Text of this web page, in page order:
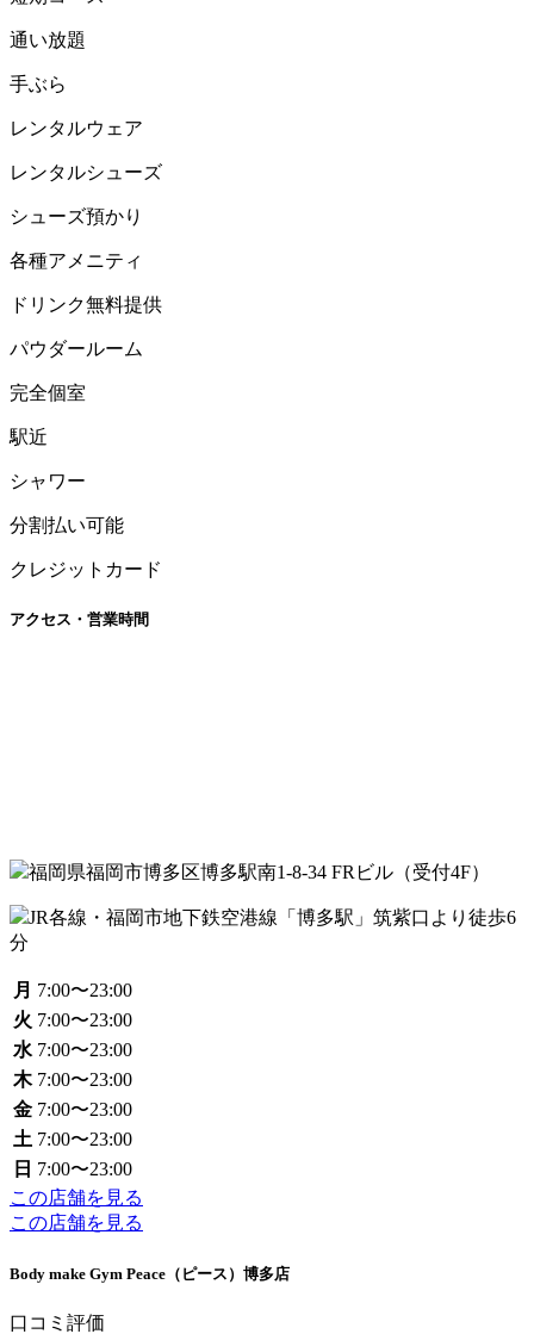
通い放題
手ぶら
レンタルウェア
レンタルシューズ
シューズ預かり
各種アメニティ
ドリンク無料提供
パウダールーム
完全個室
駅近
シャワー
分割払い可能
クレジットカード
アクセス・営業時間
福岡県福岡市博多区博多駅南1-8-34 FRビル（受付4F）
JR各線・福岡市地下鉄空港線「博多駅」筑紫口より徒歩6
分
月 7:00〜23:00
火 7:00〜23:00
水 7:00〜23:00
木 7:00〜23:00
金 7:00〜23:00
土 7:00〜23:00
日 7:00〜23:00
この店舗を見る
この店舗を見る
Body make Gym Peace（ピース）博多店
口コミ評価